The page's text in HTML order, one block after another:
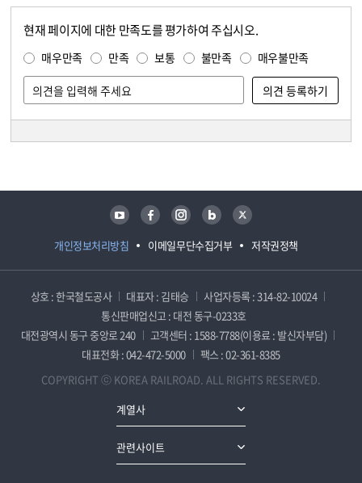
현재 페이지에 대한 만족도를 평가하여 주십시오.
매우만족 만족 보통 불만족 매우불만족
개인정보처리방침 이메일무단수집거부 저작권정책
유튜브 페이스북 인스타그램 블로그 트위터
상호 : 한국철도공사 대표자 : 김태승
사업자등록 : 314-82-10024
통신판매업신고 : 대전 동구-0233호
대전광역시 동구 중앙로 240
고객센터 : 1588-7788(이용료 : 발신자부담)
대표전화 : 042-472-5000
팩스 : 02-361-8385
COPYRIGHT ⓒ KOREA RAILROAD. ALL RIGHTS RESERVED.
계열사
관련사이트